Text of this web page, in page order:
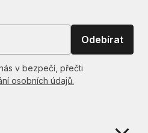
Odebírat
v bezpečí, přečti
osobních údajů.